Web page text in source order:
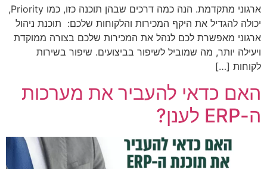
ארגוני מתקדמת. הנה כמה דרכים שבהן תוכנה כזו, כמו Priority,
יכולה להגדיל את היקף המכירות והלקוחות שלכם: תוכנת ניהול
ארגוני מאפשרת לכם לנהל את המכירות שלכם בצורה ממוקדת
ויעילה יותר, מה שמוביל לשיפור בביצועים. שיפור בשירות
לקוחות […]
האם כדאי להעביר את מערכות
ה-ERP לענן?